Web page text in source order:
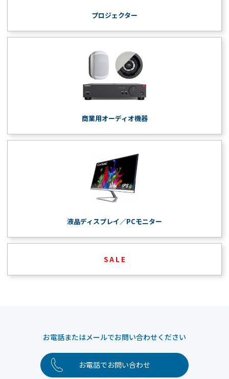
プロジェクター
商業用オーディオ機器
液晶ディスプレイ／PCモニター
S A L E
お電話またはメールでお問い合わせください
お電話でお問い合わせ